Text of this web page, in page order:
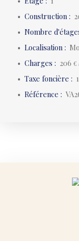
Construction :
Nombre
Localisation :
Charges : 206€
Taxe foncière :
Référence :